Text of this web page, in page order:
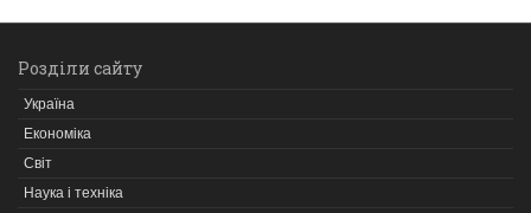
Розділи сайту
Україна
Економіка
Світ
Наука і техніка